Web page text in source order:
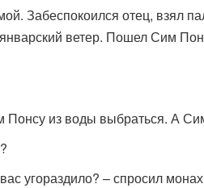
Забеспокоился отец, взял
ветер. Пошел Сим
из воды выбраться. А
угораздило? – спросил